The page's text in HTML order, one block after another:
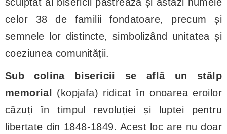
celor 38 de familii fondatoare, precum și
semnele lor distincte, simbolizând unitatea și
coeziunea comunității.
Sub colina bisericii se află un stâlp
memorial (kopjafa) ridicat în onoarea eroilor
căzuți în timpul revoluției și luptei pentru
libertate din 1848-1849. Acest loc are nu doar